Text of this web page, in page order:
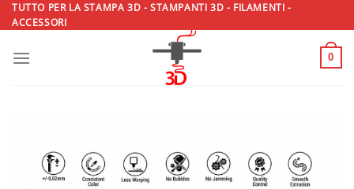
Salta
ai
TUTTO PER LA STAMPA 3D - STAMPANTI 3D - FILAMENTI -
ACCESSORI
0